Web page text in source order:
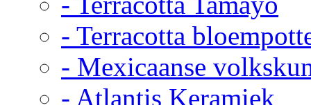
- Terracotta
- Mexicaanse
- Atlantis Keramiek